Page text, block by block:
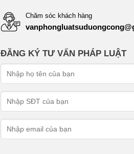
Chăm sóc khách hàng
ĐĂNG KÝ TƯ VẤN PHÁP LUẬT